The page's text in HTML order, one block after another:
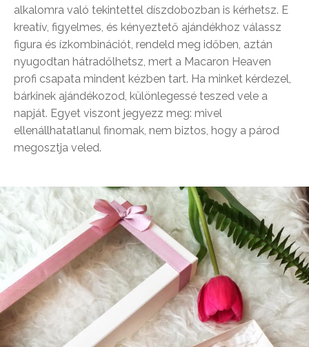
alkalomra való tekintettel díszdobozban is kérhetsz. E
kreatív, figyelmes, és kényeztető ajándékhoz válassz
figura és ízkombinációt, rendeld meg időben, aztán
nyugodtan hátradőlhetsz, mert a Macaron Heaven
profi csapata mindent kézben tart. Ha minket kérdezel,
bárkinek ajándékozod, különlegessé teszed vele a
napját. Egyet viszont jegyezz meg: mivel
ellenállhatatlanul finomak, nem biztos, hogy a párod
megosztja veled.